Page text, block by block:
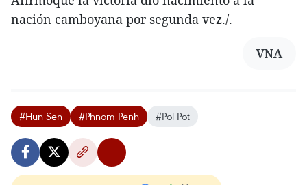
nación camboyana por segunda vez./.
VNA
#Hun Sen #Phnom Penh #Pol Pot